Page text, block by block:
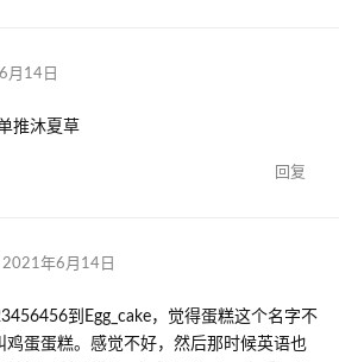
月14日
推沐夏草
回复
2021年6月14日
到Egg_cake，觉得蛋糕这个名字不
鸡蛋蛋糕。感觉不好，然后那时候英语也